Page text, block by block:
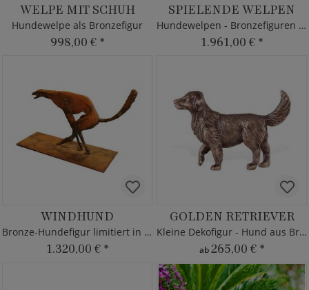
WELPE MIT SCHUH
Hundewelpe als Bronzefigur
998,00 € *
SPIELENDE WELPEN
Hundewelpen - Bronzefiguren Set
1.961,00 € *
WINDHUND
Bronze-Hundefigur limitiert in Rostoptik
1.320,00 € *
GOLDEN RETRIEVER
Kleine Dekofigur - Hund aus Bronze
ab265,00 € *